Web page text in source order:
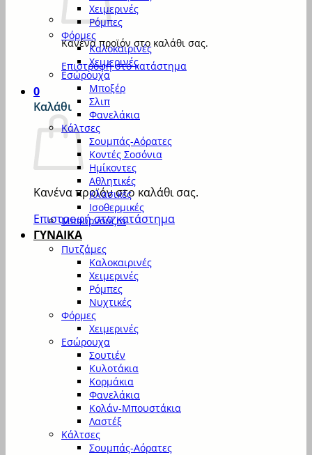
Κανένα προϊόν στο καλάθι σας.
Επιστροφή στο κατάστημα
0
Καλάθι
Κανένα προϊόν στο καλάθι σας.
Επιστροφή στο κατάστημα
Χειμερινές
Ρόμπες
Φόρμες
Καλοκαιρινές
Χειμερινές
Εσώρουχα
Μποξέρ
Σλιπ
Φανελάκια
Κάλτσες
Σουμπάς-Αόρατες
Κοντές Σοσόνια
Ημίκοντες
Αθλητικές
Κλασικές
Ισοθερμικές
Μπουρνούζια
ΓΥΝΑΙΚΑ
Πυτζάμες
Καλοκαιρινές
Χειμερινές
Ρόμπες
Νυχτικές
Φόρμες
Χειμερινές
Εσώρουχα
Σουτιέν
Κυλοτάκια
Κορμάκια
Φανελάκια
Κολάν-Μπουστάκια
Λαστέξ
Κάλτσες
Σουμπάς-Αόρατες